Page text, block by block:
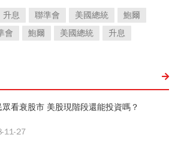
升息 聯準會 美國總統
鮑爾
會 鮑爾 美國總統 升息
看衰股市 美股現階段還能投資嗎？
11-27